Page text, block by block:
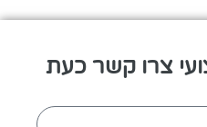
צרו קשר כעת